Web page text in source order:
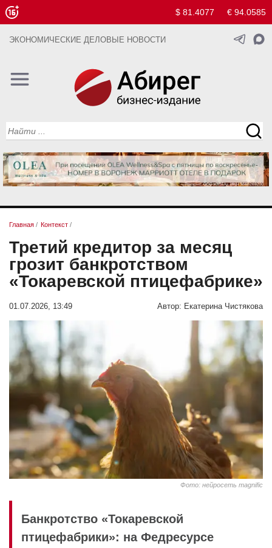
$ 81.4077 € 94.0585
ЭКОНОМИЧЕСКИЕ ДЕЛОВЫЕ НОВОСТИ
Главная / Контекст /
Третий кредитор за месяц
грозит банкротством
«Токаревской птицефабрике»
01.07.2026, 13:49 Автор: Екатерина Чистякова
Фото: нейросеть magnific
Банкротство «Токаревской
птицефабрики»: на Федресурсе